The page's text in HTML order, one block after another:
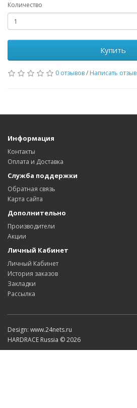
Количество
Купить
0 отзывов/ Написать отзыв
Информация
Контакты
Оплата и Доставка
Служба поддержки
Обратная связь
Карта сайта
Дополнительно
Производители
Акции
Личный Кабинет
Личный Кабинет
История заказов
Закладки
Рассылка
Design: www.24nets.ru
HARDRACE Russia © 2026